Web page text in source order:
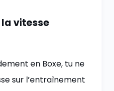
la vitesse
en Boxe, tu ne
sur l’entraînement